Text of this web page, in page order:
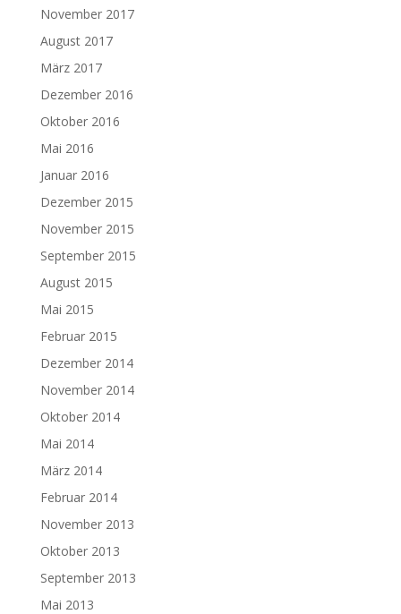
November 2017
August 2017
März 2017
Dezember 2016
Oktober 2016
Mai 2016
Januar 2016
Dezember 2015
November 2015
September 2015
August 2015
Mai 2015
Februar 2015
Dezember 2014
November 2014
Oktober 2014
Mai 2014
März 2014
Februar 2014
November 2013
Oktober 2013
September 2013
Mai 2013